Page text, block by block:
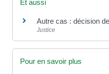
Et aussi
Autre cas : décision
Justice
Pour en savoir plus